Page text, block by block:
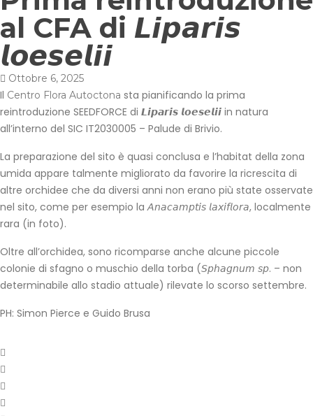
al CFA di 𝙇𝙞𝙥𝙖𝙧𝙞𝙨
𝙡𝙤𝙚𝙨𝙚𝙡𝙞𝙞
Ottobre 6, 2025
Il Centro Flora Autoctona sta pianificando la prima
reintroduzione SEEDFORCE di 𝙇𝙞𝙥𝙖𝙧𝙞𝙨 𝙡𝙤𝙚𝙨𝙚𝙡𝙞𝙞 in natura
all’interno del SIC IT2030005 – Palude di Brivio.
La preparazione del sito è quasi conclusa e l’habitat della zona
umida appare talmente migliorato da favorire la ricrescita di
altre orchidee che da diversi anni non erano più state osservate
nel sito, come per esempio la 𝘈𝘯𝘢𝘤𝘢𝘮𝘱𝘵𝘪𝘴 𝘭𝘢𝘹𝘪𝘧𝘭𝘰𝘳𝘢, localmente
rara (in foto).
Oltre all’orchidea, sono ricomparse anche alcune piccole
colonie di sfagno o muschio della torba (𝘚𝘱𝘩𝘢𝘨𝘯𝘶𝘮 𝘴𝘱. – non
determinabile allo stadio attuale) rilevate lo scorso settembre.
PH: Simon Pierce e Guido Brusa